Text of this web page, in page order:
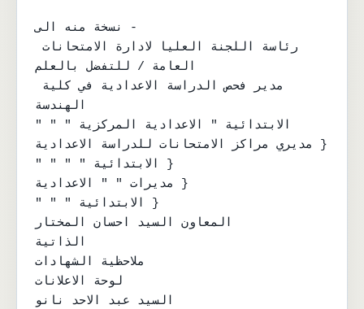
نسخة منه الى -
رئاسة اللجنة العليا لادارة الامتحانات
العامة / للتفضل بالعلم
الهندسة
" " " الابتدائية " الاعدادية المركزية
مديري مراكز الامتحانات للدراسة الاعدادية }
" " " " الابتدائية }
مديرات " " الاعدادية }
" " " الابتدائية }
المعاون السيد احسان المختار
الذاتية
ملاحظية الشهادات
لوحة الاعلانات
السيد عبد الاحد نانو